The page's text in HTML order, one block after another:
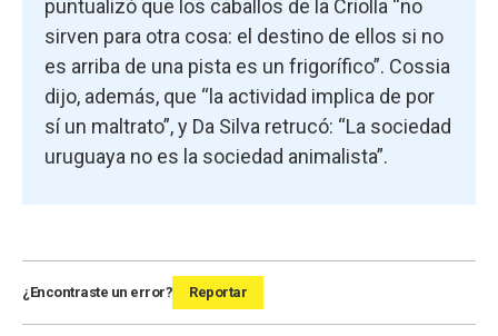
puntualizó que los caballos de la Criolla “no
sirven para otra cosa: el destino de ellos si no
es arriba de una pista es un frigorífico”. Cossia
dijo, además, que “la actividad implica de por
sí un maltrato”, y Da Silva retrucó: “La sociedad
uruguaya no es la sociedad animalista”.
¿Encontraste un error? Reportar